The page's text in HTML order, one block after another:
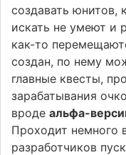
создавать юнитов,
искать не умеют и
как-то
создан, по нему
главные квесты,
зарабатывания
вродеальфа-
Проходит немного
разработчиков